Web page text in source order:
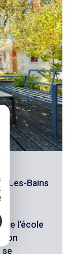
Les-Bains
de l'école
se